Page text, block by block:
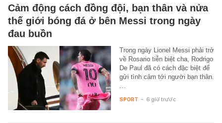
Cảm động cách đồng đội, bạn thân và nửa
thế giới bóng đá ở bên Messi trong ngày
đau buồn
Trong ngày Lionel Messi phải trở
về Rosario tiễn biệt cha, Rodrigo
De Paul đã có cách đặc biệt để
gửi tình cảm tới người bạn thân.
SPORT - 6 giờ trước